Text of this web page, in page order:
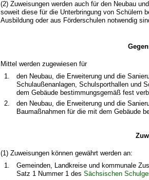
(2) Zuweisungen werden auch für den Neubau
soweit diese für die Unterbringung von Schülern
Ausbildung oder aus Förderschulen notwendig
Mittel werden zugewiesen für
1.
den Neubau, die Erweiterung und die
Schulaußenanlagen, Schulsporthallen und
dem Gebäude bestimmungsgemäß fest
2.
den Neubau, die Erweiterung und die
Baumaßnahmen für die mit dem Gebäude
(1) Zuweisungen können gewährt werden an:
1.
Gemeinden, Landkreise und kommunale
Satz 1 Nummer 1 des Sächsischen